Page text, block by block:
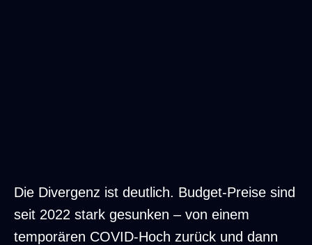
Budget-Segment: 1800, 2100, 2200,
Die Divergenz ist deutlich. Budget-Preise sind
seit 2022 stark gesunken – von einem
temporären COVID-Hoch zurück und dann